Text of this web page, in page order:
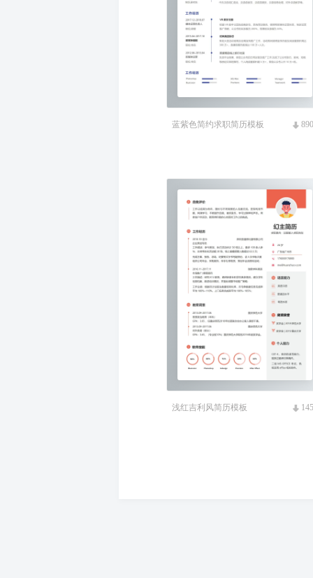
蓝紫色简约求职简历模板
浅红吉利风简历模板